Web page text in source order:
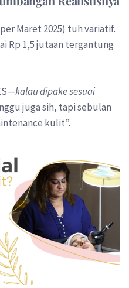
Maret 2025) tuh variatif.
Rp 1,5 jutaan tergantung
kalau dipake sesuai
juga sih, tapi sebulan
kulit”.